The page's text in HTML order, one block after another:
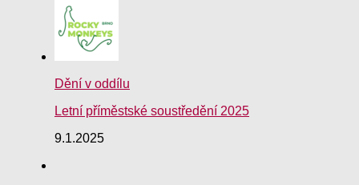
Dění v oddílu
Letní příměstské soustředění 2025
9.1.2025